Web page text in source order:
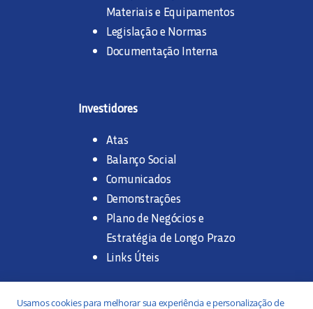
Materiais e Equipamentos
Legislação e Normas
Documentação Interna
Investidores
Atas
Balanço Social
Comunicados
Demonstrações
Plano de Negócios e
Estratégia de Longo Prazo
Links Úteis
Trabalhe na SANASA
Usamos cookies para melhorar sua experiência e personalização de